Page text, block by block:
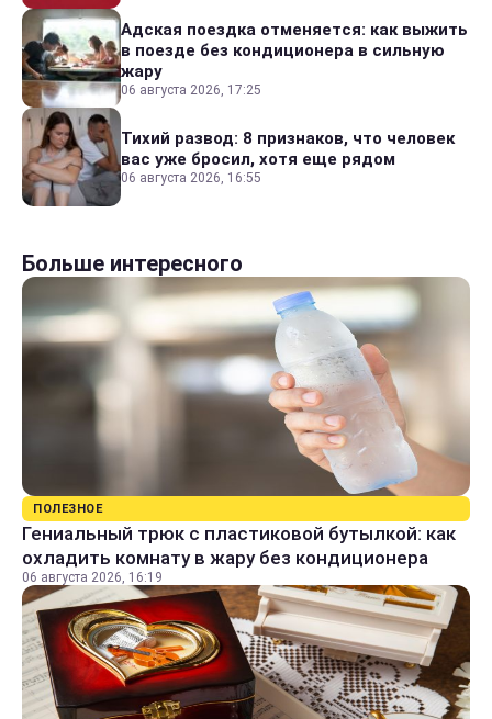
Адская поездка отменяется: как выжить
в поезде без кондиционера в сильную
жару
06 августа 2026, 17:25
Тихий развод: 8 признаков, что человек
вас уже бросил, хотя еще рядом
06 августа 2026, 16:55
Больше интересного
ПОЛЕЗНОЕ
Гениальный трюк с пластиковой бутылкой: как
охладить комнату в жару без кондиционера
06 августа 2026, 16:19